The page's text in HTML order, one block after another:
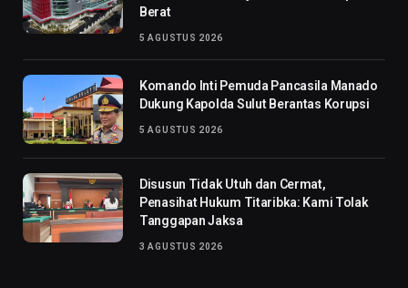
Berat
5 AGUSTUS 2026
Komando Inti Pemuda Pancasila Manado
Dukung Kapolda Sulut Berantas Korupsi
5 AGUSTUS 2026
Disusun Tidak Utuh dan Cermat,
Penasihat Hukum Titaribka: Kami Tolak
Tanggapan Jaksa
3 AGUSTUS 2026